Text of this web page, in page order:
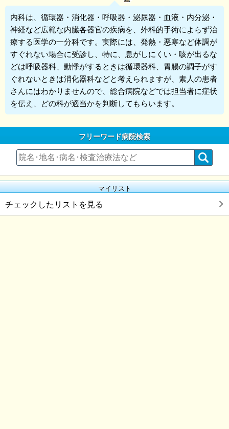
内科は、循環器・消化器・呼吸器・泌尿器・血液・内分泌・
神経など広範な内臓各器官の疾病を、外科的手術によらず治
療する医学の一分科です。実際には、発熱・悪寒など体調が
すぐれない場合に受診し、特に、息がしにくい・咳が出るな
どは呼吸器科、動悸がするときは循環器科、胃腸の調子がす
ぐれないときは消化器科などと考えられますが、素人の患者
さんにはわかりませんので、総合病院などでは担当者に症状
を伝え、どの科が適当かを判断してもらいます。
フリーワード病院検索
マイリスト
チェックしたリストを見る